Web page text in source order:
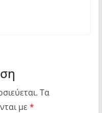
Τα
με *